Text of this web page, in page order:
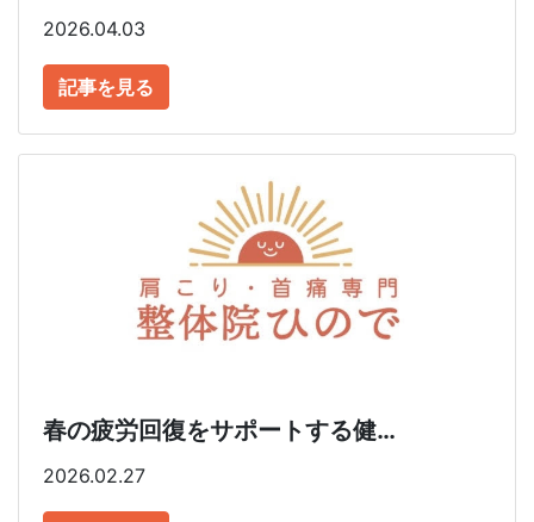
2026.04.03
記事を見る
春の疲労回復をサポートする健…
2026.02.27